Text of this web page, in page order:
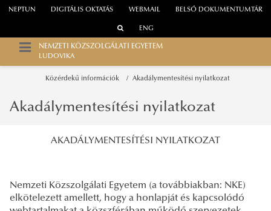
WEBMAIL
NEPTUN DIGITÁLIS OKTATÁS BELSŐ DOKUMENTUMTÁR
ENG
NEMZETI KÖZSZOLGÁLATI EGYETEM
LUDOVIKA
Közérdekű információk Akadálymentesítési nyilatkozat
Akadálymentesítési nyilatkozat
AKADÁLYMENTESÍTÉSI NYILATKOZAT
Nemzeti Közszolgálati Egyetem (a továbbiakban: NKE)
elkötelezett amellett, hogy a honlapját és kapcsolódó